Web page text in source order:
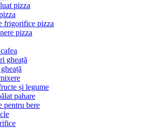
pizza
frigorifice pizza
pizza
gheață
și legume
pahare
pentru bere